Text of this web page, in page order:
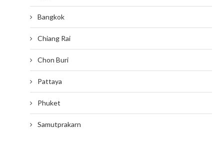
Bangkok
Chiang Rai
Chon Buri
Pattaya
Phuket
Samutprakarn